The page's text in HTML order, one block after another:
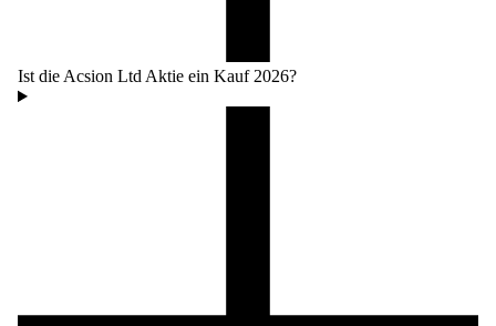
Ist die Acsion Ltd Aktie ein Kauf 2026?